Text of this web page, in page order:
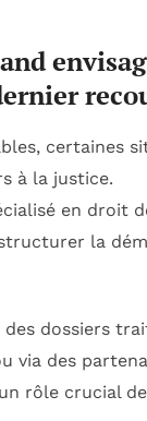
certaines
à la justice.
en droit
la
dossiers
via des
rôle crucial